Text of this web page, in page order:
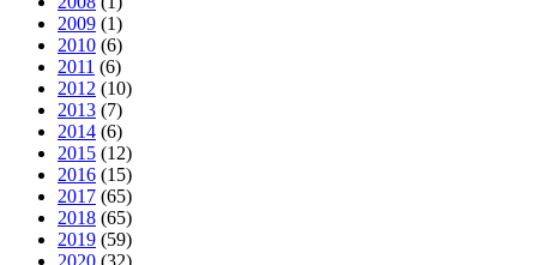
2009 (1)
2010 (6)
2011 (6)
2012 (10)
2013 (7)
2014 (6)
2015 (12)
2016 (15)
2017 (65)
2018 (65)
2019 (59)